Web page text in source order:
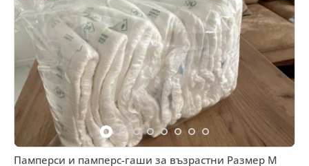
Памперси и памперс-гаши за възрастни Размер М